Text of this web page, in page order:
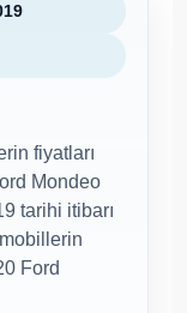
fiyatları
Mondeo
tarihi itibarı
Ford